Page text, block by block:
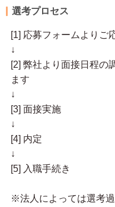
選考プロセス
[1] 応募フォームよりご
↓
[2] 弊社より面接日程の
ます
↓
[3] 面接実施
↓
[4] 内定
↓
[5] 入職手続き
※法人によっては選考